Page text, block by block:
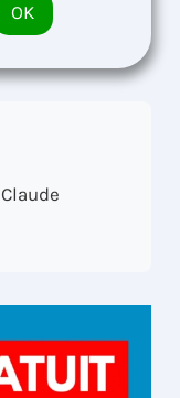
OK
Claude